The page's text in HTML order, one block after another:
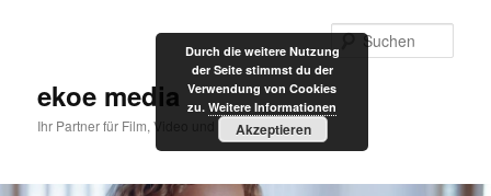
ekoe media
Ihr Partner für Film, Video und Internet
Durch die weitere Nutzung
der Seite stimmst du der
Verwendung von Cookies
zu. Weitere Informationen
Akzeptieren